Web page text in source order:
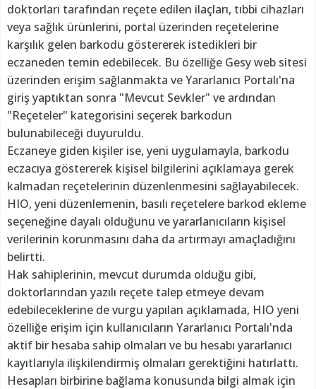
doktorları tarafından reçete edilen ilaçları, tıbbi cihazları
veya sağlık ürünlerini, portal üzerinden reçetelerine
karşılık gelen barkodu göstererek istedikleri bir
eczaneden temin edebilecek. Bu özelliğe Gesy web sitesi
üzerinden erişim sağlanmakta ve Yararlanıcı Portalı'na
giriş yaptıktan sonra "Mevcut Sevkler" ve ardından
"Reçeteler" kategorisini seçerek barkodun
bulunabileceği duyuruldu.
Eczaneye giden kişiler ise, yeni uygulamayla, barkodu
eczacıya göstererek kişisel bilgilerini açıklamaya gerek
kalmadan reçetelerinin düzenlenmesini sağlayabilecek.
HIO, yeni düzenlemenin, basılı reçetelere barkod ekleme
seçeneğine dayalı olduğunu ve yararlanıcıların kişisel
verilerinin korunmasını daha da artırmayı amaçladığını
belirtti.
Hak sahiplerinin, mevcut durumda olduğu gibi,
doktorlarından yazılı reçete talep etmeye devam
edebileceklerine de vurgu yapılan açıklamada, HIO yeni
özelliğe erişim için kullanıcıların Yararlanıcı Portalı'nda
aktif bir hesaba sahip olmaları ve bu hesabı yararlanıcı
kayıtlarıyla ilişkilendirmiş olmaları gerektiğini hatırlattı.
Hesapları birbirine bağlama konusunda bilgi almak için